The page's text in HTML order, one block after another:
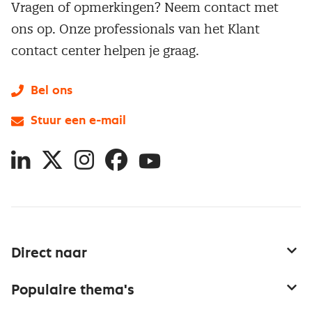
Direct naar
Populaire thema's
Vragen of opmerkingen? Neem contact met
ons op. Onze professionals van het Klant
contact center helpen je graag.
Bel ons
Stuur een e-mail
LinkedIn
X InstagramFacebookYouTube